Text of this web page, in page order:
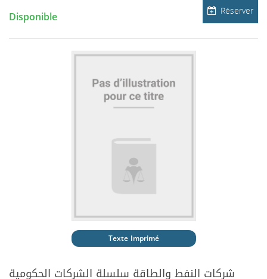
Réserver
Disponible
Texte Imprimé
سلسلة الشركات الحكومية شركات النفط والطاقة